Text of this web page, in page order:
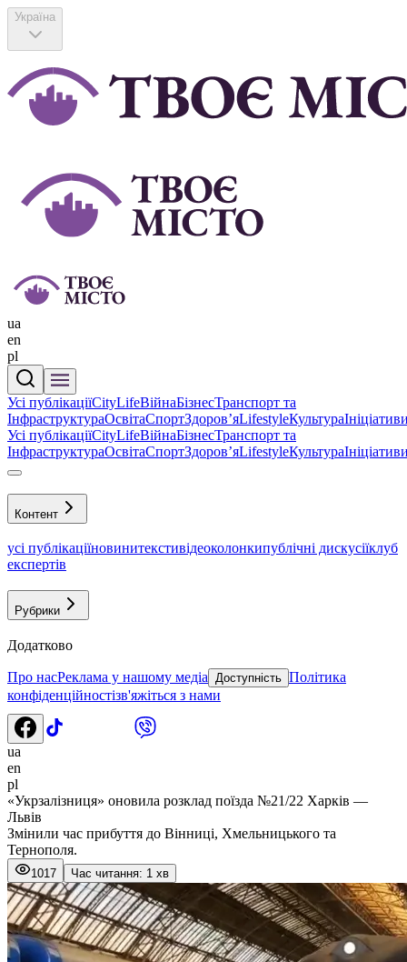
Україна
ua
en
pl
Усі публікаціїCityLifeВійнаБізнесТранспорт та
ІнфраструктураОсвітаСпортЗдоровʼяLifestyleКультура
Усі публікаціїCityLifeВійнаБізнесТранспорт та
ІнфраструктураОсвітаСпортЗдоровʼяLifestyleКультура
Контент
усі публікаціїновинитекстивідеоколонкипублічні дискусіїклуб
експертів
Рубрики
Додатково
Про насРеклама у нашому медіа Доступність Політика
конфіденційностізв'яжіться з нами
ua
en
pl
«Укрзалізниця» оновила розклад поїзда №21/22 Харків —
Львів
Змінили час прибуття до Вінниці, Хмельницького та
Тернополя.
1017 Час читання: 1 хв